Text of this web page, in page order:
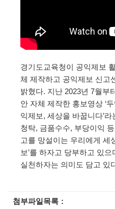
경기도교육청이 공익제보
체 제작하고 공익제보 신고
밝혔다. 지난 2023년 7월부
안 자체 제작한 홍보영상 ‘
익제보, 세상을 바꿉니다’
청탁, 금품수수, 부당이익
고를 망설이는 우리에게 세
보’를 하자고 당부하고 있
실천하자는 의미도 담고 있
첨부파일목록